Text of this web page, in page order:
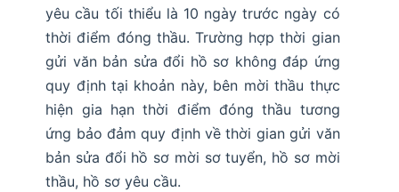
yêu cầu tối thiểu là 10 ngày trước ngày có
thời điểm đóng thầu. Trường hợp thời gian
gửi văn bản sửa đổi hồ sơ không đáp ứng
quy định tại khoản này, bên mời thầu thực
hiện gia hạn thời điểm đóng thầu tương
ứng bảo đảm quy định về thời gian gửi văn
bản sửa đổi hồ sơ mời sơ tuyển, hồ sơ mời
thầu, hồ sơ yêu cầu.